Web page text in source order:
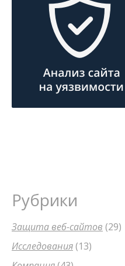
Рубрики
Защита веб-сайтов (29)
Исследования(13)